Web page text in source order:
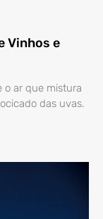
Vinhos e
o ar que mistura
das uvas.